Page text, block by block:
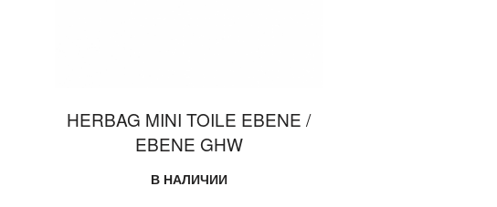
HERBAG MINI TOILE EBENE /
EBENE GHW
В НАЛИЧИИ